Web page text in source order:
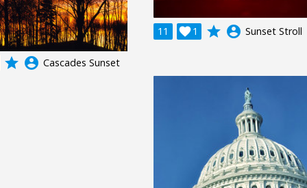
11 1
 grade account_circle Sunset Stroll
grade account_circle Cascades Sunset